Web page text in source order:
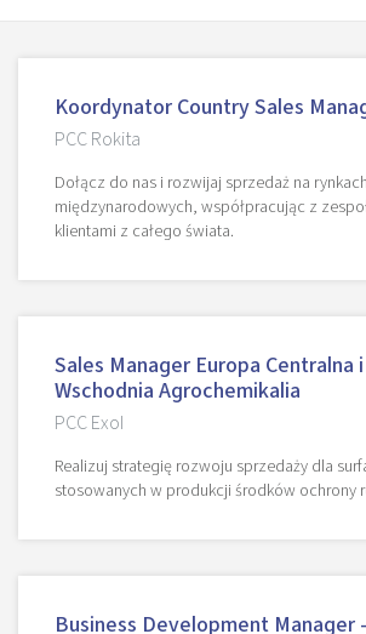
Koordynator Country Sales
PCC Rokita
Dołącz do nas i rozwijaj sprzedaż na rynkach
międzynarodowych, współpracując z
klientami z całego świata.
Sales Manager Europa Centralna i
Wschodnia Agrochemikalia
PCC Exol
Realizuj strategię rozwoju sprzedaży dla
stosowanych w produkcji środków ochrony
Business Development Manager